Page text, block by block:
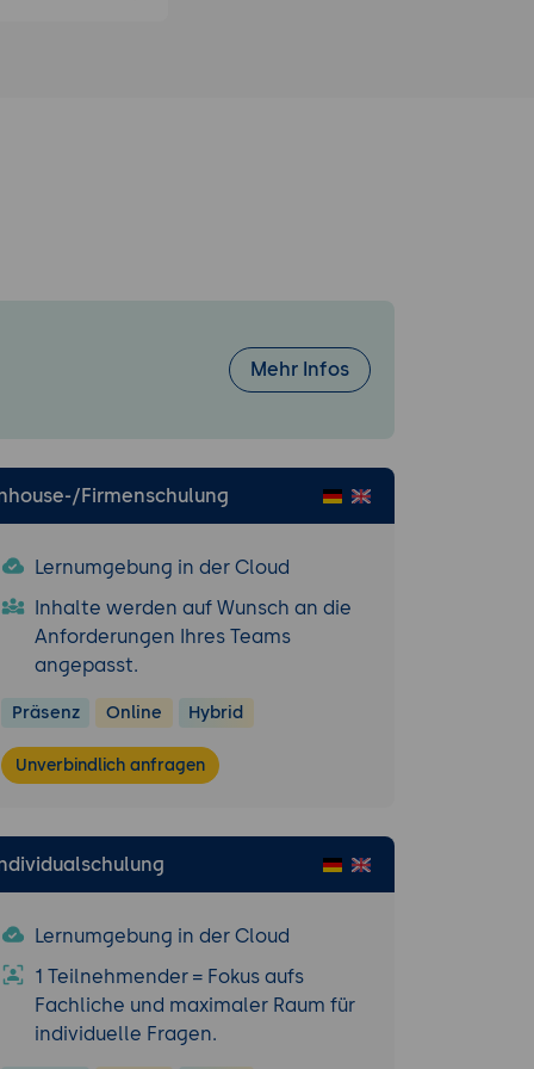
Mehr Infos
Firmenschulung
Lernumgebung in der Cloud
Inhalte werden auf Wunsch an die
Anforderungen Ihres Teams
angepasst.
Präsenz Online Hybrid
Unverbindlich anfragen
Lernumgebung in der Cloud
1 Teilnehmender = Fokus aufs
Fachliche und maximaler Raum für
individuelle Fragen.